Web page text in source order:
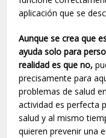
aplicación que se
Aunque se crea que
ayuda solo para
realidad es que no,
precisamente para
problemas de salud
actividad es perfecta
salud y al mismo
quieren prevenir una